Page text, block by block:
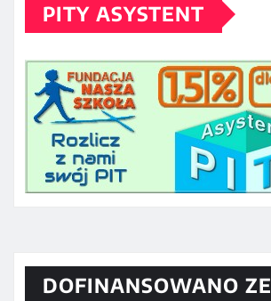
PITY ASYSTENT
DOFINANSOWANO ZE